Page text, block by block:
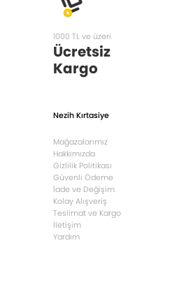
1000 TL ve üzeri
Ücretsiz
Kargo
Nezih Kırtasiye
Mağazalarımız
Hakkımızda
Gizlilik Politikası
Güvenli Ödeme
İade ve Değişim
Kolay Alışveriş
Teslimat ve Kargo
İletişim
Yardım